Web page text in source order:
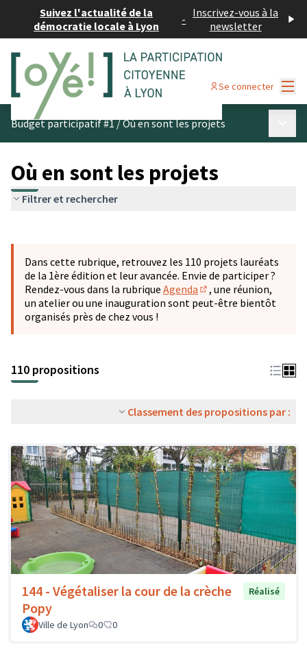
Suivez l'actualité de la
démocratie locale à Lyon
- Inscrivez-vous à la
newsletter
Se connecter
Budget participatif #1/Où en sont les projets
Où en sont les projets
Filtrer et rechercher
−
Dans cette rubrique, retrouvez les 110 projets lauréats
de la 1ère édition et leur avancée. Envie de participer ?
Rendez-vous dans la rubrique Agenda
(S'ouvre dans un
, une réunion,
un atelier ou une inauguration sont peut-être bientôt
organisés près de chez vous !
110 propositions
Classement des propositions par :
144 - Végétaliser la cour de la crèche
Popy
Réalisé
Ville de Lyon 0 0